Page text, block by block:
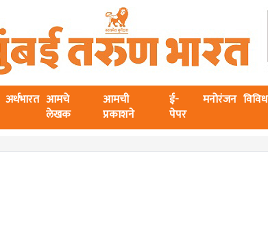
अर्थभारत आमचे
लेखक
आमची
प्रकाशने
ई-
पेपर
मनोरंजन विविध